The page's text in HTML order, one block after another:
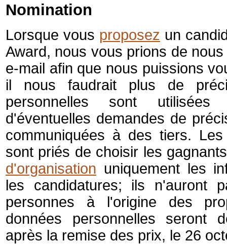
Nomination
Lorsque vous proposez un
Award, nous vous prions de
e-mail afin que nous puissions
il nous faudrait plus de
personnelles sont utilisées
d'éventuelles demandes de
communiquées à des tiers.
sont priés de choisir les
d'organisation uniquement les
les candidatures; ils n'auront
personnes à l'origine des
données personnelles seront
après la remise des prix, le 26